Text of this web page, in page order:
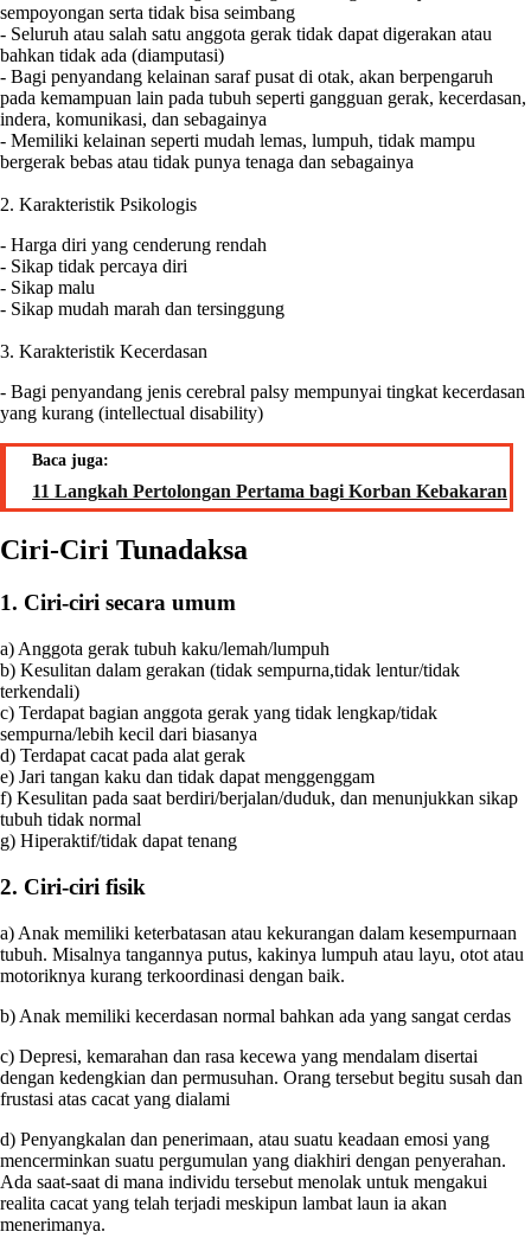
sempoyongan serta tidak bisa seimbang
- Seluruh atau salah satu anggota gerak tidak dapat digerakan atau
bahkan tidak ada (diamputasi)
- Bagi penyandang kelainan saraf pusat di otak, akan berpengaruh
pada kemampuan lain pada tubuh seperti gangguan gerak, kecerdasan,
indera, komunikasi, dan sebagainya
- Memiliki kelainan seperti mudah lemas, lumpuh, tidak mampu
bergerak bebas atau tidak punya tenaga dan sebagainya
2. Karakteristik Psikologis
- Harga diri yang cenderung rendah
- Sikap tidak percaya diri
- Sikap malu
- Sikap mudah marah dan tersinggung
3. Karakteristik Kecerdasan
- Bagi penyandang jenis cerebral palsy mempunyai tingkat kecerdasan
yang kurang (intellectual disability)
Baca juga:
11 Langkah Pertolongan Pertama bagi Korban Kebakaran
Ciri-Ciri Tunadaksa
1. Ciri-ciri secara umum
a) Anggota gerak tubuh kaku/lemah/lumpuh
b) Kesulitan dalam gerakan (tidak sempurna,tidak lentur/tidak
terkendali)
c) Terdapat bagian anggota gerak yang tidak lengkap/tidak
sempurna/lebih kecil dari biasanya
d) Terdapat cacat pada alat gerak
e) Jari tangan kaku dan tidak dapat menggenggam
f) Kesulitan pada saat berdiri/berjalan/duduk, dan menunjukkan sikap
tubuh tidak normal
g) Hiperaktif/tidak dapat tenang
2. Ciri-ciri fisik
a) Anak memiliki keterbatasan atau kekurangan dalam kesempurnaan
tubuh. Misalnya tangannya putus, kakinya lumpuh atau layu, otot atau
motoriknya kurang terkoordinasi dengan baik.
b) Anak memiliki kecerdasan normal bahkan ada yang sangat cerdas
c) Depresi, kemarahan dan rasa kecewa yang mendalam disertai
dengan kedengkian dan permusuhan. Orang tersebut begitu susah dan
frustasi atas cacat yang dialami
d) Penyangkalan dan penerimaan, atau suatu keadaan emosi yang
mencerminkan suatu pergumulan yang diakhiri dengan penyerahan.
Ada saat-saat di mana individu tersebut menolak untuk mengakui
realita cacat yang telah terjadi meskipun lambat laun ia akan
menerimanya.